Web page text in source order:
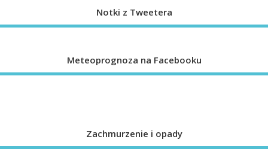
Notki z Tweetera
Meteoprognoza na Facebooku
Zachmurzenie i opady